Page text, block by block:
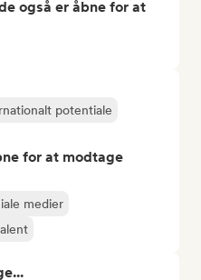
også er åbne for at
potentiale
for at modtage
medier